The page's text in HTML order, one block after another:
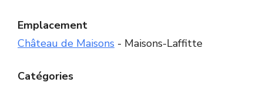
Emplacement
Château de Maisons - Maisons-Laffitte
Catégories